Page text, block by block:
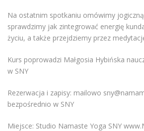
Na ostatnim spotkaniu omówimy
sprawdzimy jak zintegrować energię
życiu, a także przejdziemy przez
Kurs poprowadzi Małgosia Hybińska
w SNY
Rezerwacja i zapisy: mailowo
bezpośrednio w SNY
Miejsce: Studio Namaste Yoga SNY